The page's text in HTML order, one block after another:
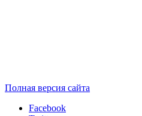
Полная версия сайта
Facebook